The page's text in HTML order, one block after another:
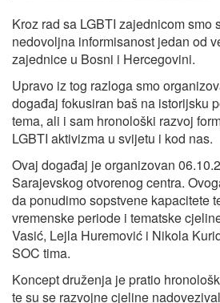
Kroz rad sa LGBTI zajednicom smo
nedovoljna informisanost jedan od
zajednice u Bosni i Hercegovini.
Upravo iz tog razloga smo
događaj fokusiran baš na istorijsku
tema, ali i sam hronološki razvoj
LGBTI aktivizma u svijetu i kod nas.
Ovaj događaj je organizovan
Sarajevskog otvorenog centra.
da ponudimo sopstvene kapacitete
vremenske periode i tematske
Vasić, Lejla Huremović i Nikola
SOC tima.
Koncept druženja je pratio
te su se razvojne cjeline